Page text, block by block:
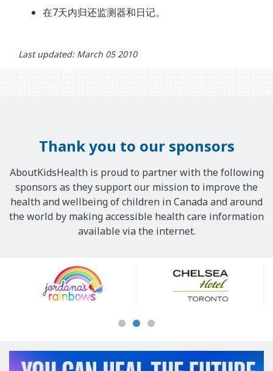
在7天内归还监测器和日记。
Last updated: March 05 2010
Thank you to our sponsors
AboutKidsHealth is proud to partner with the following
sponsors as they support our mission to improve the
health and wellbeing of children in Canada and around
the world by making accessible health care information
available via the internet.
Sponsors